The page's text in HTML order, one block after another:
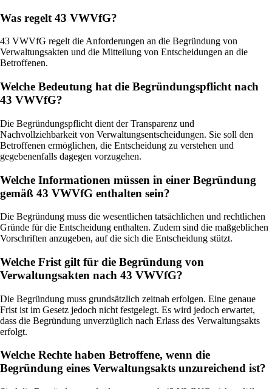
Was regelt 43 VWVfG?
43 VWVfG regelt die Anforderungen an die Begründung von
Verwaltungsakten und die Mitteilung von Entscheidungen an die
Betroffenen.
Welche Bedeutung hat die Begründungspflicht nach
43 VWVfG?
Die Begründungspflicht dient der Transparenz und
Nachvollziehbarkeit von Verwaltungsentscheidungen. Sie soll den
Betroffenen ermöglichen, die Entscheidung zu verstehen und
gegebenenfalls dagegen vorzugehen.
Welche Informationen müssen in einer Begründung
gemäß 43 VWVfG enthalten sein?
Die Begründung muss die wesentlichen tatsächlichen und rechtlichen
Gründe für die Entscheidung enthalten. Zudem sind die maßgeblichen
Vorschriften anzugeben, auf die sich die Entscheidung stützt.
Welche Frist gilt für die Begründung von
Verwaltungsakten nach 43 VWVfG?
Die Begründung muss grundsätzlich zeitnah erfolgen. Eine genaue
Frist ist im Gesetz jedoch nicht festgelegt. Es wird jedoch erwartet,
dass die Begründung unverzüglich nach Erlass des Verwaltungsakts
erfolgt.
Welche Rechte haben Betroffene, wenn die
Begründung eines Verwaltungsakts unzureichend ist?